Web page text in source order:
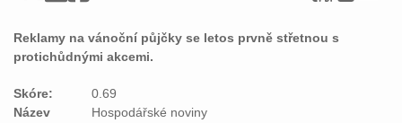
Reklamy na vánoční půjčky se letos prvně střetnou s
protichůdnými akcemi.
Skóre:
0.69
Název
Hospodářské noviny